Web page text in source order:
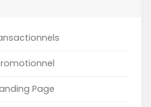
Page